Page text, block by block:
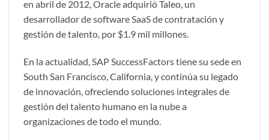
en abril de 2012, Oracle adquirió Taleo, un
desarrollador de software SaaS de contratación y
gestión de talento, por $1.9 mil millones.
En la actualidad, SAP SuccessFactors tiene su sede en
South San Francisco, California, y continúa su legado
de innovación, ofreciendo soluciones integrales de
gestión del talento humano en la nube a
organizaciones de todo el mundo.